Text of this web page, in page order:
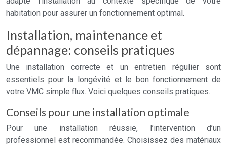
habitation pour assurer un fonctionnement optimal.
Installation, maintenance et
dépannage: conseils pratiques
Une installation correcte et un entretien régulier sont
essentiels pour la longévité et le bon fonctionnement de
votre VMC simple flux. Voici quelques conseils pratiques.
Conseils pour une installation optimale
Pour une installation réussie, l’intervention d’un
professionnel est recommandée. Choisissez des matériaux